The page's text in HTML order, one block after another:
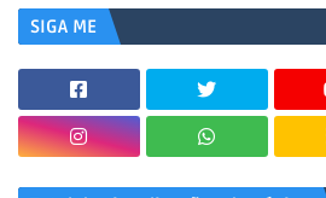
SIGA ME